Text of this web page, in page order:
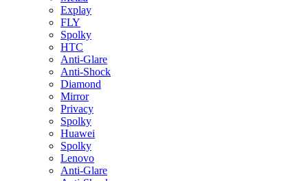
Explay
FLY
Spolky
HTC
Anti-Glare
Anti-Shock
Diamond
Mirror
Privacy
Spolky
Huawei
Spolky
Lenovo
Anti-Glare